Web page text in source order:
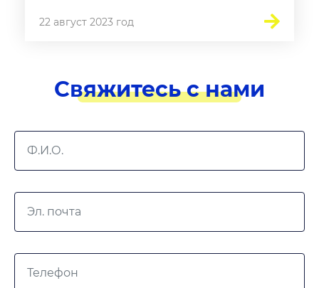
22 август 2023 год
Свяжитесь с нами